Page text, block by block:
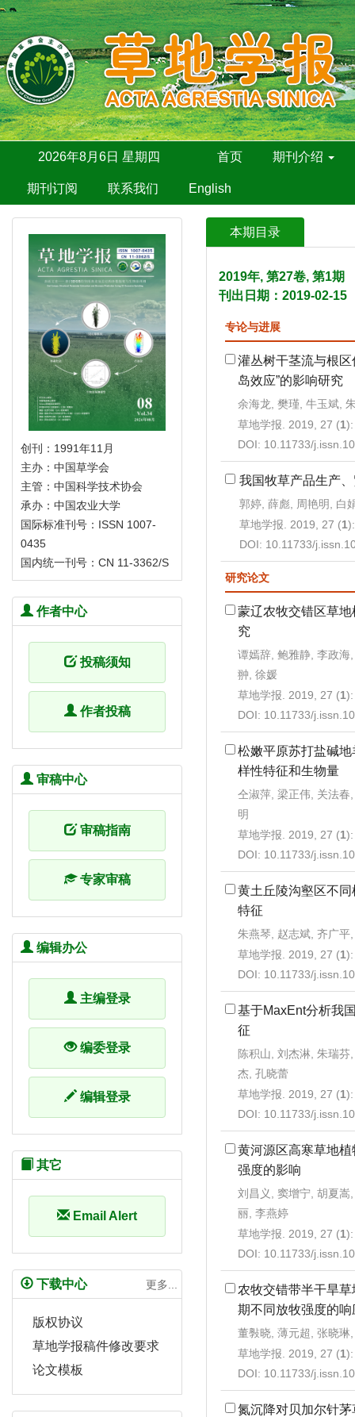
2026年8月6日 星期四 首页 期刊介绍
期刊订阅 联系我们 English
本期目录
2019年, 第27卷, 第1
刊出日期：2019-02-15
专论与进展
灌丛树干茎流与根
岛效应”的影响研究
余海龙, 樊瑾, 牛玉斌,
草地学报. 2019, 27 (1
DOI: 10.11733/
我国牧草产品生产
郭婷, 薛彪, 周艳明, 白
草地学报. 2019, 27 (1
DOI: 10.11733/
研究论文
蒙辽农牧交错区草
究
谭嫣辞, 鲍雅静, 李政海
翀, 徐媛
草地学报. 2019, 27 (1
DOI: 10.11733/
松嫩平原苏打盐碱
样性特征和生物量
仝淑萍, 梁正伟, 关法春
明
草地学报. 2019, 27 (1
DOI: 10.11733/
黄土丘陵沟壑区不
特征
朱燕琴, 赵志斌, 齐广平
草地学报. 2019, 27 (1
DOI: 10.11733/
基于MaxEnt分析我
征
陈积山, 刘杰淋, 朱瑞
杰, 孔晓蕾
草地学报. 2019, 27 (1
DOI: 10.11733/
黄河源区高寒草地
强度的影响
刘昌义, 窦增宁, 胡夏嵩
丽, 李燕婷
草地学报. 2019, 27 (1
DOI: 10.11733/
农牧交错带半干旱
期不同放牧强度的响
董斅晓, 薄元超, 张晓琳
草地学报. 2019, 27 (1
DOI: 10.11733/
氮沉降对贝加尔针
创刊：1991年11月
主办：中国草学会
主管：中国科学技术协会
承办：中国农业大学
国际标准刊号：ISSN 1007-
0435
国内统一刊号：CN 11-3362/S
作者中心
投稿须知
作者投稿
审稿中心
审稿指南
专家审稿
编辑办公
主编登录
编委登录
编辑登录
其它
Email Alert
下载中心 更多...
版权协议
草地学报稿件修改要求
论文模板